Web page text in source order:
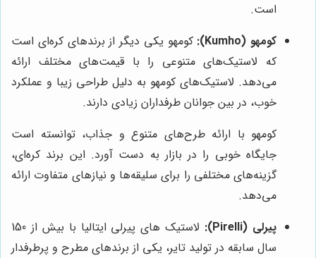
است.
کومهو (Kumho):
کومهو یکی دیگر از برندهای کره‌ای است
که لاستیک‌های متنوعی را با قیمت‌های مختلف ارائه
می‌دهد. لاستیک‌های کومهو به دلیل طراحی زیبا و عملکرد
خوب، در بین جوانان طرفداران زیادی دارند.
کومهو با ارائه طرح‌های متنوع و جذاب، توانسته است
جایگاه خوبی را در بازار به دست آورد. این برند کره‌ای،
گزینه‌های مختلفی را برای سلیقه‌ها و نیازهای متفاوت ارائه
می‌دهد.
پیرلی (Pirelli):
لاستیک های پیرلی ایتالیا با بیش از 150
سال سابقه در تولید تایر، یکی از برندهای مطرح و پرطرفدار